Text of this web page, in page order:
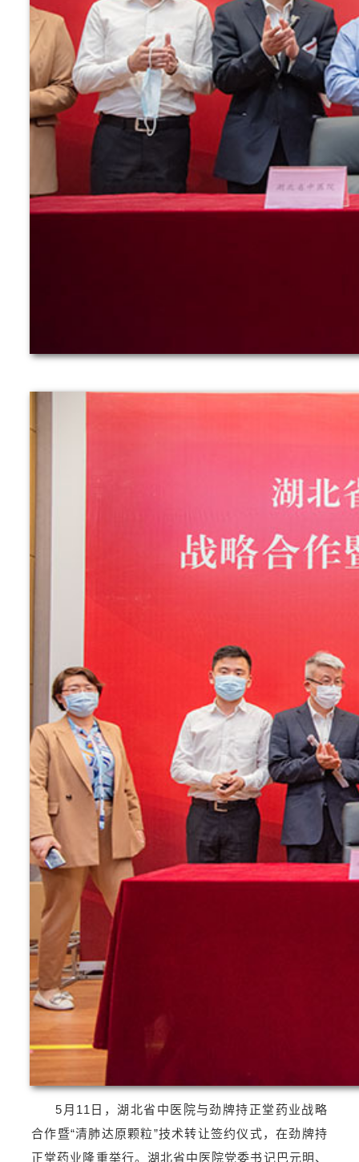
5月11日，湖北省中医院与劲牌持正堂药业战略
合作暨“清肺达原颗粒”技术转让签约仪式，在劲牌持
正堂药业隆重举行。湖北省中医院党委书记巴元明、